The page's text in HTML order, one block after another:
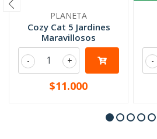
PLANETA
Cozy Cat 5 Jardines
Maravillosos
+
-
$11.000
-